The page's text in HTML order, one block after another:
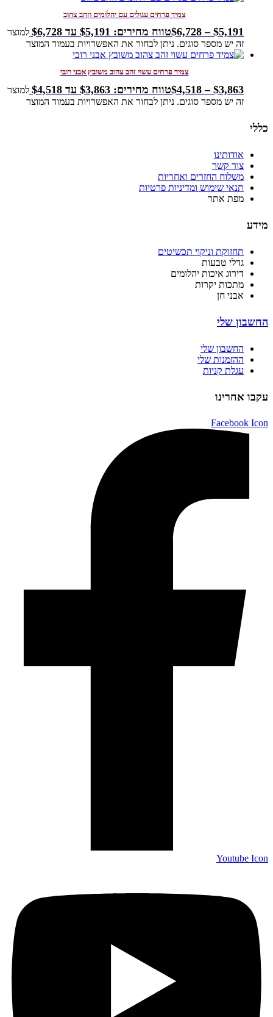
צמיד פרחים עגולים עם יהלומים וזהב צהוב
$5,191
–
$6,728 טווח מחירים: ⁦$5,191⁩ עד ⁦$6,728⁩
למוצר
זה יש מספר סוגים. ניתן לבחור את האפשרויות בעמוד המוצר
צמיד פרחים עשוי זהב צהוב משובץ אבני רובי
$3,863
–
$4,518 טווח מחירים: ⁦$3,863⁩ עד ⁦$4,518⁩
למוצר
זה יש מספר סוגים. ניתן לבחור את האפשרויות בעמוד המוצר
כללי
אודותינו
צור קשר
משלוח החזרים ואחריות
תנאי שימוש ומדיניות פרטיות
מפת אתר
מידע
תחזוקת וניקוי תכשיטים
גדלי טבעות
דירוג איכות יהלומים
מתכות יקרות
אבני חן
החשבון שלי
החשבון שלי
ההזמנות שלי
עגלת קניות
עקבו אחרינו
Facebook Icon
Youtube Icon